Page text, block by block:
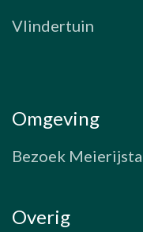
Vlindertuin
Omgeving
Bezoek
Overig